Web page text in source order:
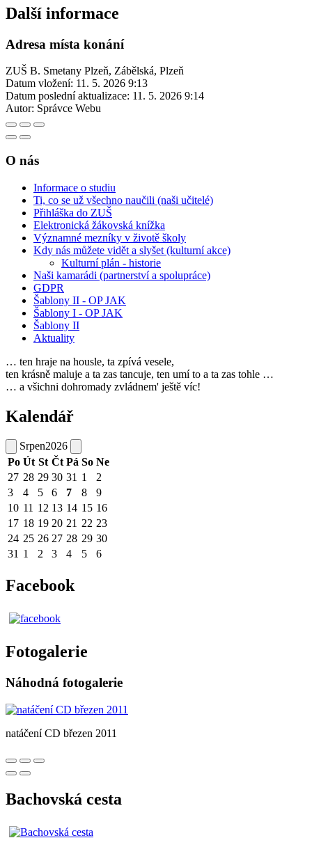
Další informace
Adresa místa konání
ZUŠ B. Smetany Plzeň, Zábělská, Plzeň
Datum vložení: 11. 5. 2026 9:13
Datum poslední aktualizace: 11. 5. 2026 9:14
Autor: Správce Webu
O nás
Informace o studiu
Ti, co se už všechno naučili (naši učitelé)
Přihláška do ZUŠ
Elektronická žákovská knížka
Významné mezníky v životě školy
Kdy nás můžete vidět a slyšet (kulturní akce)
Kulturní plán - historie
Naši kamarádi (partnerství a spolupráce)
GDPR
Šablony II - OP JAK
Šablony I - OP JAK
Šablony II
Aktuality
… ten hraje na housle, ta zpívá vesele,
ten krásně maluje a ta zas tancuje, ten umí to a ta zas tohle …
… a všichni dohromady zvládnem' ještě víc!
Kalendář
Srpen2026
Po Út St Čt Pá So Ne
27 28 29 30 31 1
2
3
4 5 6 7 8
9
10 11 12 13 14 15 16
17 18 19 20 21 22 23
24 25 26 27 28 29 30
31 1 2 3 4 5 6
Facebook
Fotogalerie
Náhodná fotogalerie
natáčení CD březen 2011
Bachovská cesta